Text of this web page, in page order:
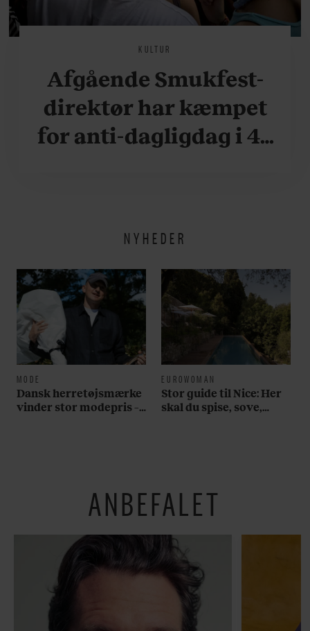
KULTUR
Afgående Smukfest-
direktør har kæmpet
for anti-dagligdag i 46
NYHEDER
MODE
Dansk herretøjsmærke
vinder stor modepris –
EUROWOMAN
Stor guide til Nice: Her
skal du spise, sove,
ANBEFALET